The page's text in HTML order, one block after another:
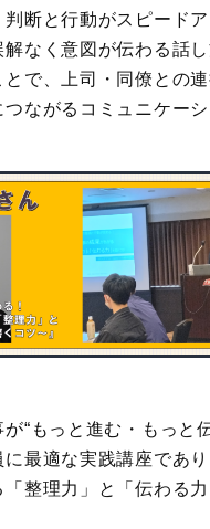
断と行動がスピードア
なく意図が伝わる話
で、上司・同僚との
ながるコミュニケー
が“もっと進む・もっと
最適な実践講座であ
整理力」と「伝わる